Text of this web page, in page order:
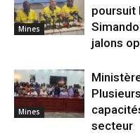
Mines
poursuit
jalons
Mines
secteur